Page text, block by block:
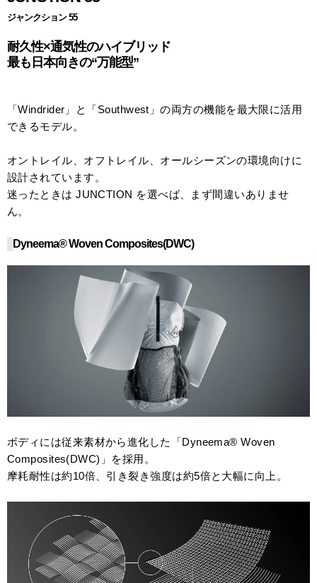
ジャンクション 55
耐久性×通気性のハイブリッド
最も日本向きの“万能型”
「Windrider」と「Southwest」の両方の機能を最大限に活用
できるモデル。
オントレイル、オフトレイル、オールシーズンの環境向けに
設計されています。
迷ったときは JUNCTION を選べば、まず間違いありませ
ん。
Dyneema® Woven Composites(DWC)
ボディには従来素材から進化した「Dyneema® Woven
Composites(DWC)」を採用。
摩耗耐性は約10倍、引き裂き強度は約5倍と大幅に向上。